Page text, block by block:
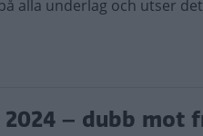
alla underlag och utser
2024 – dubb mot